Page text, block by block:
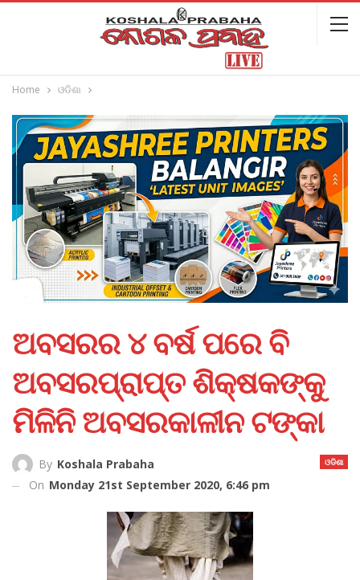
Home ଓଡିଶା
ଅବସରର ୪ ବର୍ଷ ପରେ ବି
ଅବସରପ୍ରାପ୍ତ ଶିକ୍ଷକଙ୍କୁ
ମିଳିନି ଅବସରକାଳୀନ ଟଙ୍କା
ଓଡିଶା
By Koshala Prabaha
On Monday 21st September 2020, 6:46 pm